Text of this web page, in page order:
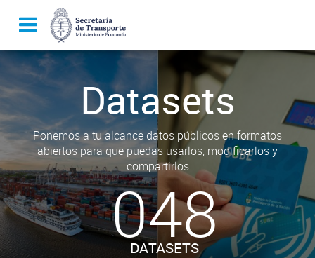
Datasets
Ponemos a tu alcance datos públicos en formatos
abiertos para que puedas usarlos, modificarlos y
compartirlos
048
DATASETS